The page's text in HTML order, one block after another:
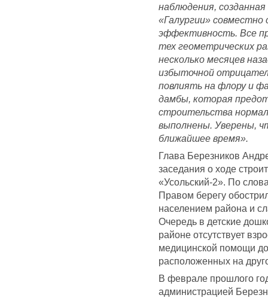
наблюдения,
«Галургии»
эффективность. Все
тех геометрических
несколько месяцев
избыточной
повлиять на флору и
дамбы, которая
строительства
выполнены. Уверены,
ближайшее время».
Глава Березников
заседания о ходе
«Усольский-2». По
Правом берегу
населением района и
Очередь в детские
районе отсутствует
медицинской помощи
расположенных на
В феврале прошлого
администрацией